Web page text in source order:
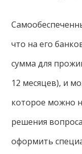
что на его
сумма для
12 месяцев), и
которое можно
решения
оформить